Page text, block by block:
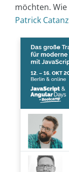
möchten.
Patrick